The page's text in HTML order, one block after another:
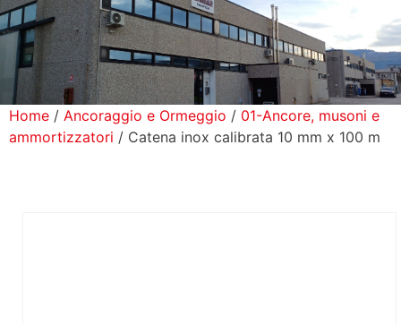
Prodotti
Home / Ancoraggio e Ormeggio / 01-Ancore, musoni e
ammortizzatori / Catena inox calibrata 10 mm x 100 m